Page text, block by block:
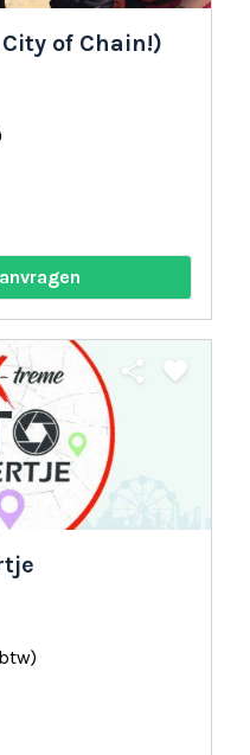
of Chain!)
share favorite